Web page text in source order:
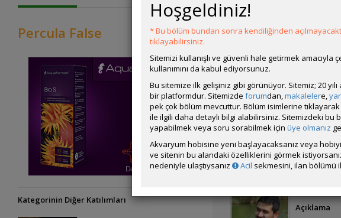
Percula False
Kategorinin Diğer Katılımları
Açıklama
Hoşgeldiniz!
* Bu bölüm bundan sonra kendiliğinden
tıklayabilirsiniz.
Sitemizi kullanışlı ve güvenli hale getirmek
kullanımını da kabul ediyorsunuz.
Bu sitemize ilk gelişiniz gibi görünüyor. Sitemiz; 20
bir platformdur. Sitemizde forumdan,makalelere,
pek çok bölüm mevcuttur. Bölüm isimlerine
ile ilgili daha detaylı bilgi alabilirsiniz. Sitemizdeki bu
yapabilmek veya soru sorabilmek için üye olmanız
Akvaryum hobisine yeni başlayacaksanız veya
ve sitenin bu alandaki özelliklerini görmek
nedeniyle ulaştıysanız
Acil sekmesini, ilan bölümü